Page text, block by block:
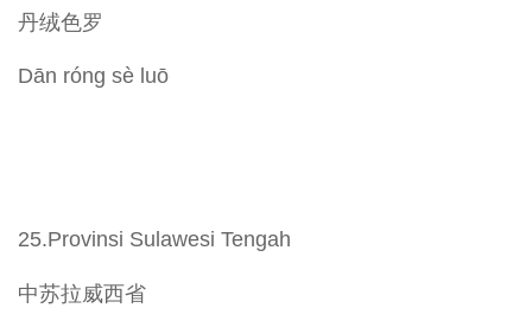
丹绒色罗
Dān róng sè luō
25.Provinsi Sulawesi Tengah
中苏拉威西省